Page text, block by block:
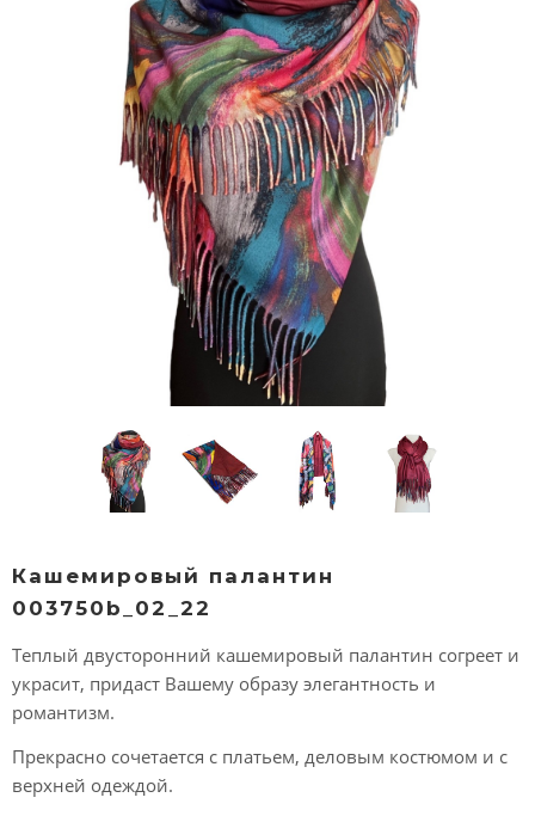
Кашемировый палантин
003750b_02_22
Теплый двусторонний кашемировый палантин согреет и
украсит, придаст Вашему образу элегантность и
романтизм.
Прекрасно сочетается с платьем, деловым костюмом и с
верхней одеждой.